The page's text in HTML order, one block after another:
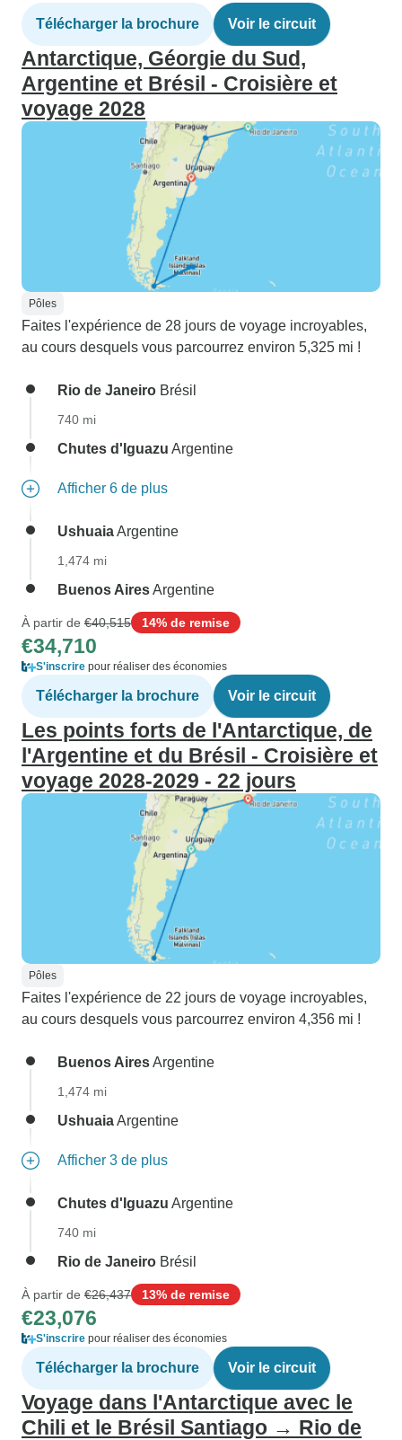
Télécharger la brochure Voir le circuit
Antarctique, Géorgie du Sud,
Argentine et Brésil - Croisière et
voyage 2028
Pôles
Faites l'expérience de 28 jours de voyage incroyables,
au cours desquels vous parcourrez environ 5,325 mi !
Rio de Janeiro Brésil
740 mi
Chutes d'Iguazu Argentine
Afficher 6 de plus
UshuaiaArgentine
1,474 mi
Buenos AiresArgentine
À partir de €40,515 14% de remise
€34,710
S'inscrire pour réaliser des économies
Télécharger la brochure Voir le circuit
Les points forts de l'Antarctique, de
l'Argentine et du Brésil - Croisière et
voyage 2028-2029 - 22 jours
Pôles
Faites l'expérience de 22 jours de voyage incroyables,
au cours desquels vous parcourrez environ 4,356 mi !
Buenos AiresArgentine
1,474 mi
UshuaiaArgentine
Afficher 3 de plus
Chutes d'Iguazu Argentine
740 mi
Rio de Janeiro Brésil
À partir de €26,437 13% de remise
€23,076
S'inscrire pour réaliser des économies
Télécharger la brochure Voir le circuit
Voyage dans l'Antarctique avec le
Chili et le Brésil Santiago → Rio de